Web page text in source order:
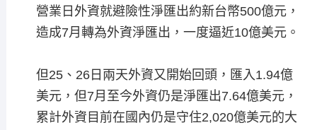
營業日外資就避險性淨匯出約新台幣500億元，
造成7月轉為外資淨匯出，一度逼近10億美元。
但25、26日兩天外資又開始回頭，匯入1.94億
美元，但7月至今外資仍是淨匯出7.64億美元，
累計外資目前在國內仍是守住2,020億美元的大